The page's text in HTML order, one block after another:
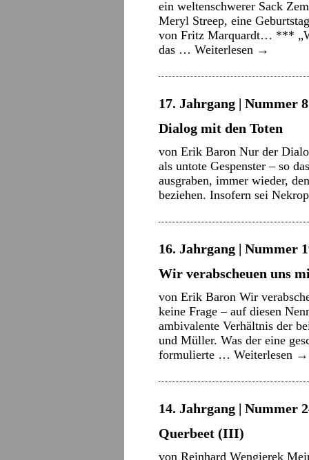
ein weltenschwerer Sack
Meryl Streep, eine
von Fritz Marquardt… ***
das … Weiterlesen →
17. Jahrgang | Nummer
Dialog mit den Toten
von Erik Baron Nur der
als untote Gespenster – so
ausgraben, immer wieder,
beziehen. Insofern sei
16. Jahrgang | Nummer
Wir verabscheuen uns
von Erik Baron Wir
keine Frage – auf diesen
ambivalente Verhältnis der
und Müller. Was der eine
formulierte … Weiterlesen →
14. Jahrgang | Nummer
Querbeet (III)
von Reinhard Wengierek